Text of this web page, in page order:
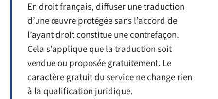
En droit français, diffuser une traduction
d’une œuvre protégée sans l’accord de
l’ayant droit constitue une contrefaçon.
Cela s’applique que la traduction soit
vendue ou proposée gratuitement. Le
caractère gratuit du service ne change rien
à la qualification juridique.